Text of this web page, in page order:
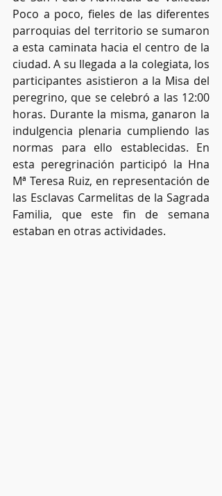
Poco a poco, fieles de las diferentes
parroquias del territorio se sumaron
a esta caminata hacia el centro de la
ciudad. A su llegada a la colegiata, los
participantes asistieron a la Misa del
peregrino, que se celebró a las 12:00
horas. Durante la misma, ganaron la
indulgencia plenaria cumpliendo las
normas para ello establecidas. En
esta peregrinación participó la Hna
Mª Teresa Ruiz, en representación de
las Esclavas Carmelitas de la Sagrada
Familia, que este fin de semana
estaban en otras actividades.